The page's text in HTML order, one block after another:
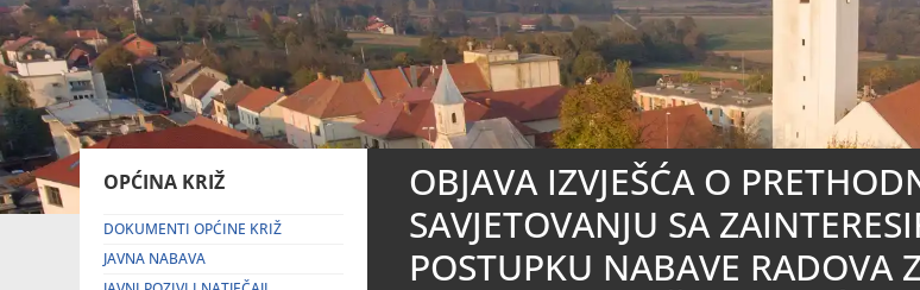
OPĆINA KRIŽ
DOKUMENTI OPĆINE KRIŽ
JAVNA NABAVA
OBJAVA IZVJEŠĆA O
SAVJETOVANJU SA
POSTUPKU NABAVE RADOVA